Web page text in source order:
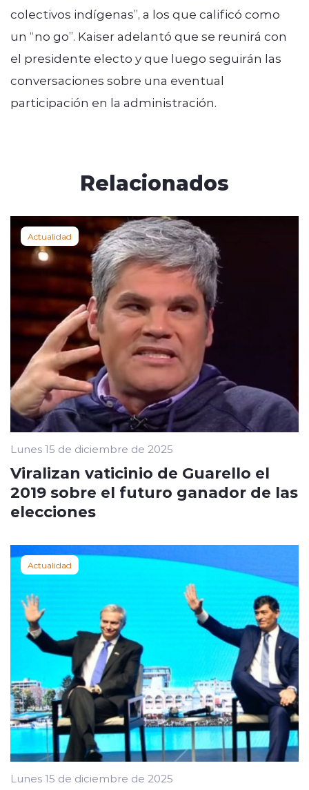
colectivos indígenas”, a los que calificó como
un “no go”. Kaiser adelantó que se reunirá con
el presidente electo y que luego seguirán las
conversaciones sobre una eventual
participación en la administración.
Relacionados
Actualidad
Lunes 15 de diciembre de 2025
Viralizan vaticinio de Guarello el
2019 sobre el futuro ganador de las
elecciones
Actualidad
Lunes 15 de diciembre de 2025